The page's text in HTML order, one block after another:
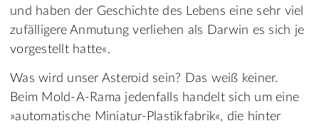
und haben der Geschichte des Lebens eine sehr viel
zufälligere Anmutung verliehen als Darwin es sich je
vorgestellt hatte«.
Was wird unser Asteroid sein? Das weiß keiner.
Beim Mold-A-Rama jedenfalls handelt sich um eine
»automatische Miniatur-Plastikfabrik«, die hinter